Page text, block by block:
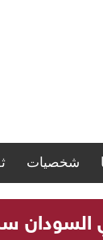
شخصيات
مستقبل